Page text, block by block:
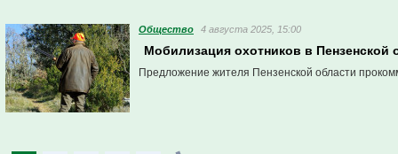
Общество 4 августа 2025, 15:00
Мобилизация охотников в Пензенской
Предложение жителя Пензенской области